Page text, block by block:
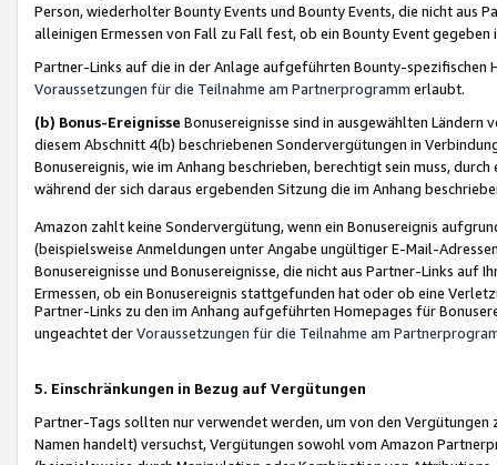
Person, wiederholter Bounty Events und Bounty Events, die nicht
alleinigen Ermessen von Fall zu Fall fest, ob ein Bounty Event
Partner-Links auf die in der Anlage aufgeführten Bounty-spezifischen
Voraussetzungen für die Teilnahme am Partnerprogramm erlaubt.
(b) Bonus-Ereignisse Bonusereignisse sind in ausgewählten Ländern
diesem Abschnitt 4(b) beschriebenen Sondervergütungen in
Bonusereignis, wie im Anhang beschrieben, berechtigt sein muss,
während der sich daraus ergebenden Sitzung die im Anhang
Amazon zahlt keine Sondervergütung, wenn ein Bonusereignis
(beispielsweise Anmeldungen unter Angabe ungültiger E-Mail-
Bonusereignisse und Bonusereignisse, die nicht aus Partner-Links auf
Ermessen, ob ein Bonusereignis stattgefunden hat oder ob eine
Partner-Links zu den im Anhang aufgeführten Homepages für
ungeachtet derVoraussetzungen für die Teilnahme am
5. Einschränkungen in Bezug auf Vergütungen
Partner-Tags sollten nur verwendet werden, um von den
Namen handelt) versuchst, Vergütungen sowohl vom Amazon